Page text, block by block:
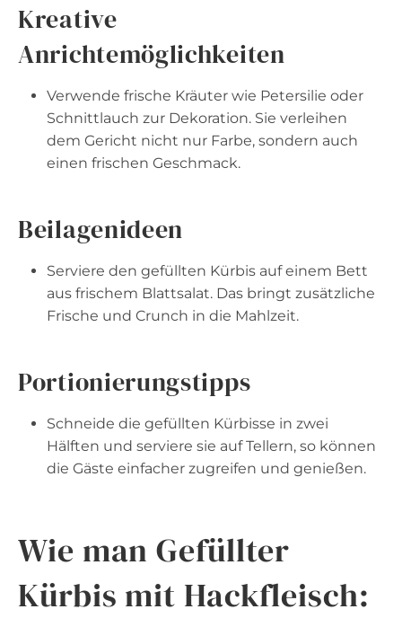
Kreative
Anrichtemöglichkeiten
Verwende frische Kräuter wie Petersilie oder
Schnittlauch zur Dekoration. Sie verleihen
dem Gericht nicht nur Farbe, sondern auch
einen frischen Geschmack.
Beilagenideen
Serviere den gefüllten Kürbis auf einem Bett
aus frischem Blattsalat. Das bringt zusätzliche
Frische und Crunch in die Mahlzeit.
Portionierungstipps
Schneide die gefüllten Kürbisse in zwei
Hälften und serviere sie auf Tellern, so können
die Gäste einfacher zugreifen und genießen.
Wie man Gefüllter
Kürbis mit Hackfleisch: